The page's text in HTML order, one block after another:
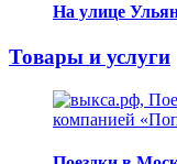
На улице
Товары и услуги